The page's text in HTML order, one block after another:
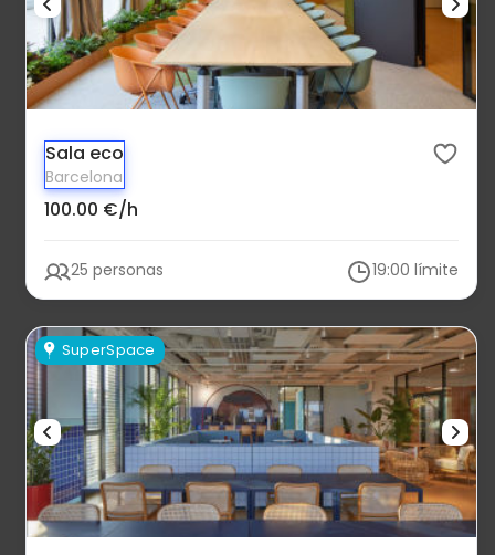
Sala eco
Barcelona
100.00 €/h
25 personas 19:00 límite
SuperSpace